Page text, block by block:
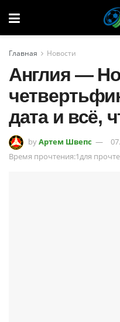
Главная Новости
Англия —
дата и всё,
byАртем Швепс
Время прочтения:1для